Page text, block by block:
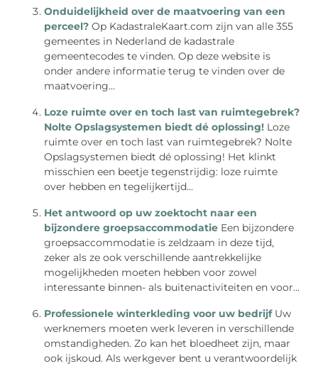
Onduidelijkheid over de maatvoering van een
perceel? Op KadastraleKaart.com zijn van alle 355
gemeentes in Nederland de kadastrale
gemeentecodes te vinden. Op deze website is
onder andere informatie terug te vinden over de
maatvoering...
Loze ruimte over en toch last van ruimtegebrek?
Nolte Opslagsystemen biedt dé oplossing! Loze
ruimte over en toch last van ruimtegebrek? Nolte
Opslagsystemen biedt dé oplossing! Het klinkt
misschien een beetje tegenstrijdig: loze ruimte
over hebben en tegelijkertijd...
Het antwoord op uw zoektocht naar een
bijzondere groepsaccommodatie Een bijzondere
groepsaccommodatie is zeldzaam in deze tijd,
zeker als ze ook verschillende aantrekkelijke
mogelijkheden moeten hebben voor zowel
interessante binnen- als buitenactiviteiten en voor...
Professionele winterkleding voor uw bedrijf Uw
werknemers moeten werk leveren in verschillende
omstandigheden. Zo kan het bloedheet zijn, maar
ook ijskoud. Als werkgever bent u verantwoordelijk